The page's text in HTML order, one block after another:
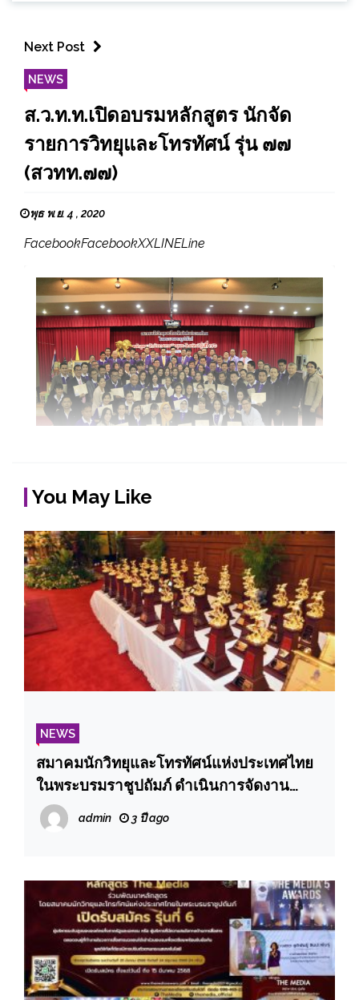
Next Post
NEWS
ส.ว.ท.ท.เปิดอบรมหลักสูตร นักจัด
รายการวิทยุและโทรทัศน์ รุ่น ๗๗
(สวทท.๗๗)
พุธ พ.ย. 4 , 2020
FacebookFacebookXXLINELine
You May Like
NEWS
สมาคมนักวิทยุและโทรทัศน์แห่งประเทศไทย
ในพระบรมราชูปถัมภ์ ดำเนินการจัดงาน
พระราชทานรางวัลเทพทอง ครั้งที่ ๒๑
admin 3 ปี ago